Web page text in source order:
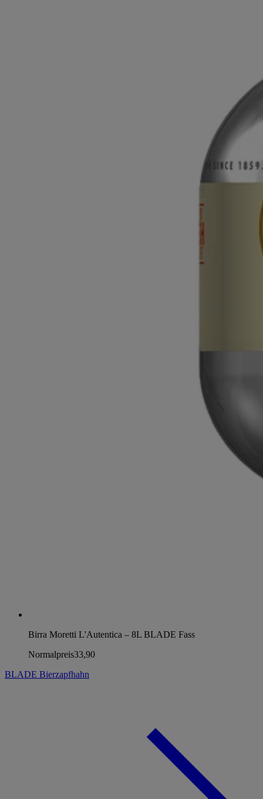
Birra Moretti L'Autentica – 8L BLADE Fass
Normalpreis33,90
BLADE Bierzapfhahn